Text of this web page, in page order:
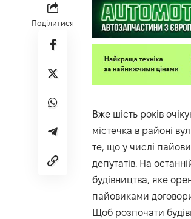
Поділитися
Вже шість років
містечка в районі
те, що у числі
депутатів. На
будівництва, яке
пайовиками
Щоб розпочати